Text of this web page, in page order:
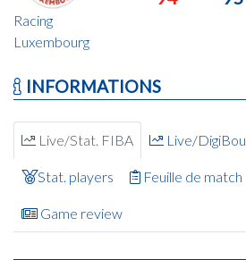
Racing
Luxembourg
INFORMATIONS
Live/Stat. FIBA Live/DigiBou
Stat. players Feuille de match
Game review